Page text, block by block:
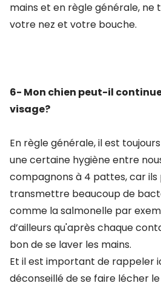
mains et en règle générale, ne
votre nez et votre bouche.
6- Mon chien peut-il
visage?
En règle générale, il est
une certaine hygiène entre
compagnons à 4 pattes, car ils
transmettre beaucoup de
comme la salmonelle par
d’ailleurs qu'après chaque
bon de se laver les mains.
Et il est important de rappeler
déconseillé de se faire lécher